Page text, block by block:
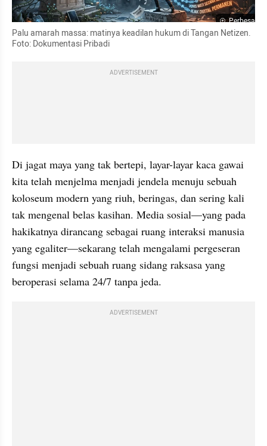
Perbesar
Palu amarah massa: matinya keadilan hukum di Tangan Netizen.
Foto: Dokumentasi Pribadi
ADVERTISEMENT
Di jagat maya yang tak bertepi, layar-layar kaca gawai
kita telah menjelma menjadi jendela menuju sebuah
koloseum modern yang riuh, beringas, dan sering kali
tak mengenal belas kasihan. Media sosial—yang pada
hakikatnya dirancang sebagai ruang interaksi manusia
yang egaliter—sekarang telah mengalami pergeseran
fungsi menjadi sebuah ruang sidang raksasa yang
beroperasi selama 24/7 tanpa jeda.
ADVERTISEMENT